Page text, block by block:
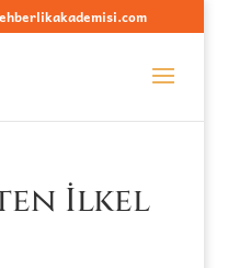
İlkel